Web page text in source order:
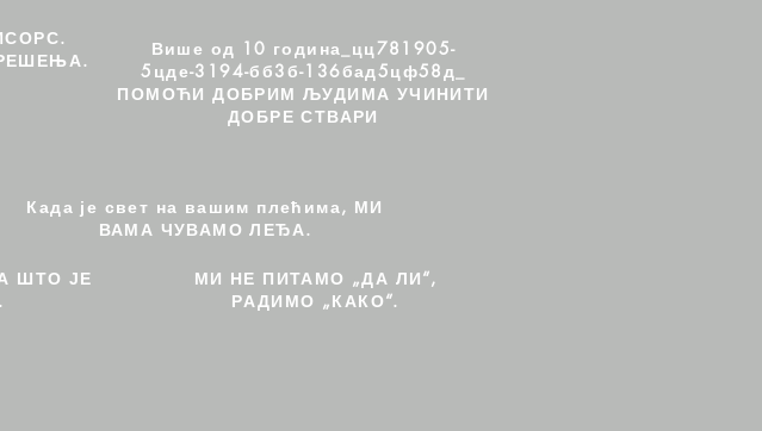
Више од 10 година_цц781905-
5цде-3194-бб3б-136бад5цф58д_
ПОМОЋИ ДОБРИМ ЉУДИМА УЧИНИТИ
ДОБРЕ СТВАРИ
Када је свет на вашим плећима, МИ
ВАМА ЧУВАМО ЛЕЂА.
ШТО ЈЕ
МИ НЕ ПИТАМО „ДА ЛИ“,
РАДИМО „КАКО“.